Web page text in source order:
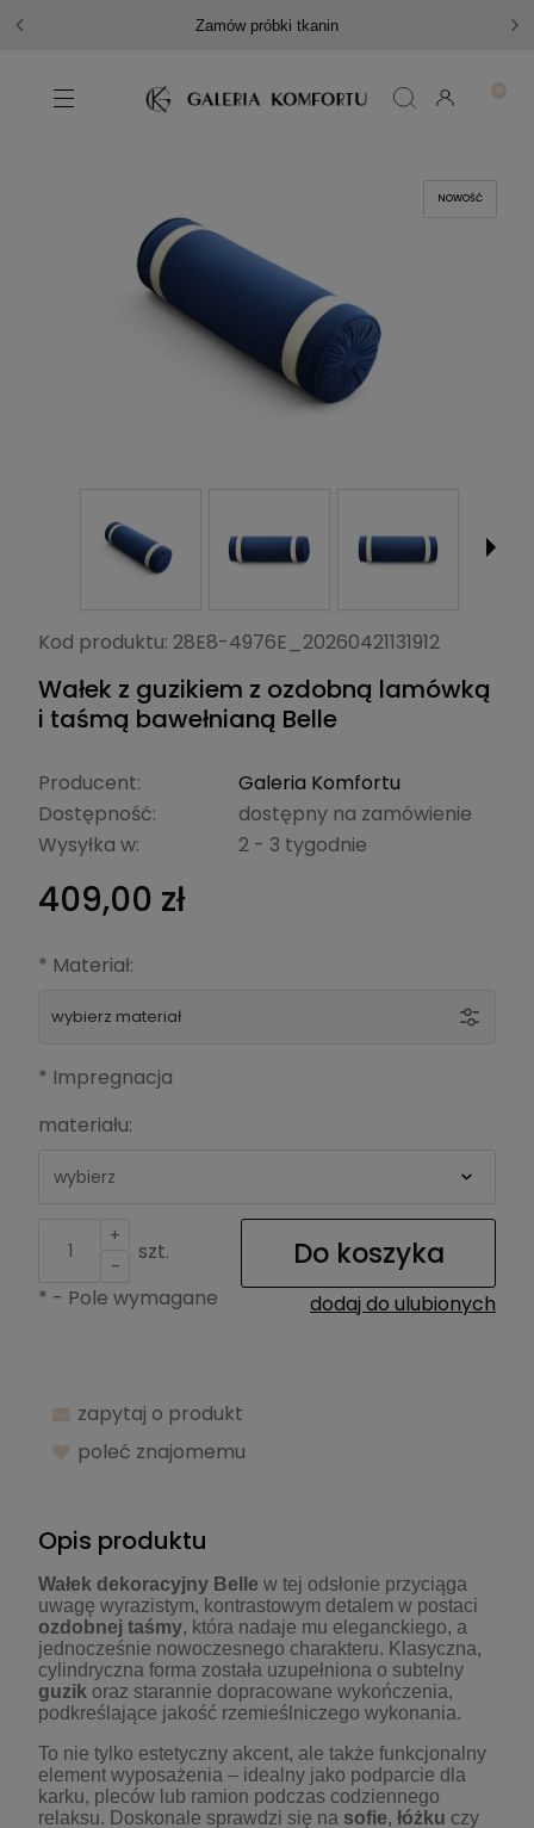
Zamów próbki tkanin
NOWOŚĆ
Kod produktu: 28E8-4976E_20260421131912
Wałek z guzikiem z ozdobną lamówką
i taśmą bawełnianą Belle
Producent:
Galeria Komfortu
Dostępność:
dostępny na zamówienie
Wysyłka w:
2 - 3 tygodnie
409,00 zł
* Materiał:
wybierz materiał
* Impregnacja
materiału:
Kolor:
+
-
szt. Do koszyka
dodaj do ulubionych
* - Pole wymagane
zapytaj o produkt
poleć znajomemu
Opis produktu
Wałek dekoracyjny Belle w tej odsłonie przyciąga
uwagę wyrazistym, kontrastowym detalem w postaci
ozdobnej taśmy, która nadaje mu eleganckiego, a
jednocześnie nowoczesnego charakteru. Klasyczna,
cylindryczna forma została uzupełniona o subtelny
guzik oraz starannie dopracowane wykończenia,
podkreślające jakość rzemieślniczego wykonania.
To nie tylko estetyczny akcent, ale także funkcjonalny
element wyposażenia – idealny jako podparcie dla
karku, pleców lub ramion podczas codziennego
relaksu. Doskonale sprawdzi się na sofie, łóżku czy